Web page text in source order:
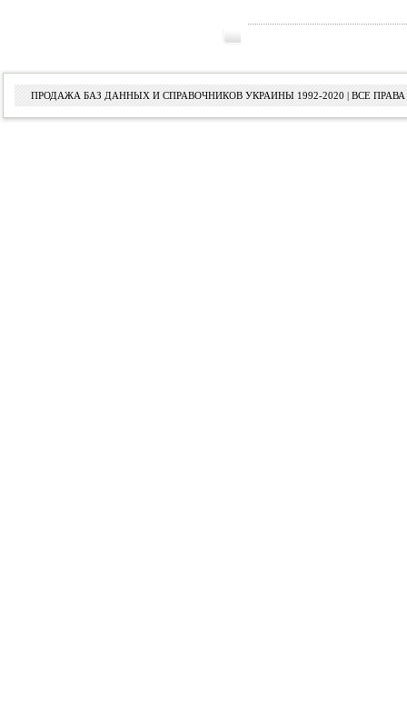
ПРОДАЖА БАЗ ДАННЫХ И СПРАВОЧНИКОВ УКРАИНЫ 1992-2020 | ВСЕ